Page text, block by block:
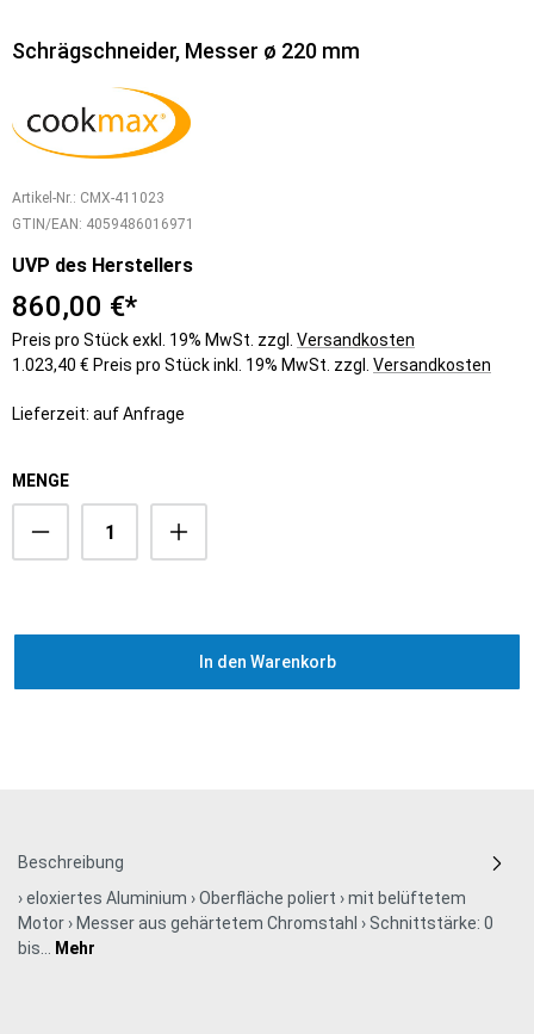
Schrägschneider, Messer ø 220 mm
Artikel-Nr.: CMX-411023
GTIN/EAN: 4059486016971
UVP des Herstellers
860,00 €*
Preis pro Stück exkl. 19% MwSt. zzgl. Versandkosten
1.023,40 € Preis pro Stück inkl. 19% MwSt. zzgl. Versandkosten
Lieferzeit: auf Anfrage
MENGE
In den Warenkorb
Beschreibung
› eloxiertes Aluminium › Oberfläche poliert › mit belüftetem
Motor › Messer aus gehärtetem Chromstahl › Schnittstärke: 0
bis… Mehr